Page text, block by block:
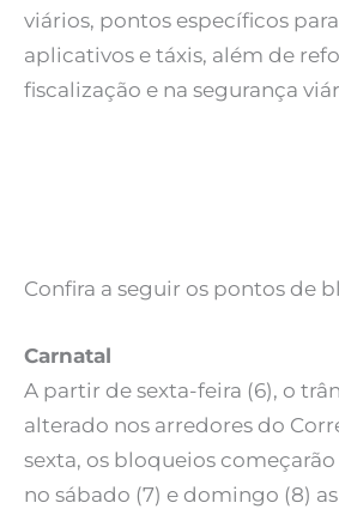
viários, pontos específicos
aplicativos e táxis, além de
fiscalização e na segurança
Confira a seguir os pontos de
Carnatal
A partir de sexta-feira (6), o
alterado nos arredores do
sexta, os bloqueios começarão
no sábado (7) e domingo (8)